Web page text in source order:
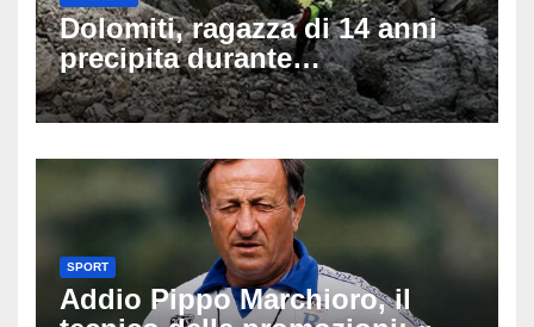
Dolomiti, ragazza di 14 anni
precipita durante
un’escursione: tragedia sul
Latemar davanti alla famiglia
SPORT
Addio Pippo Marchioro, il